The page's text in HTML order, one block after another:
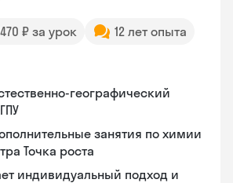
₽ за урок
12 лет опыта
географический
занятия по химии
Точка роста
индивидуальный подход и